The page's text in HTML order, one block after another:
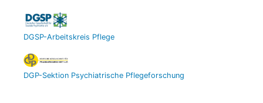
DGSP-Arbeitskreis Pflege
DGP-Sektion Psychiatrische Pflegeforschung